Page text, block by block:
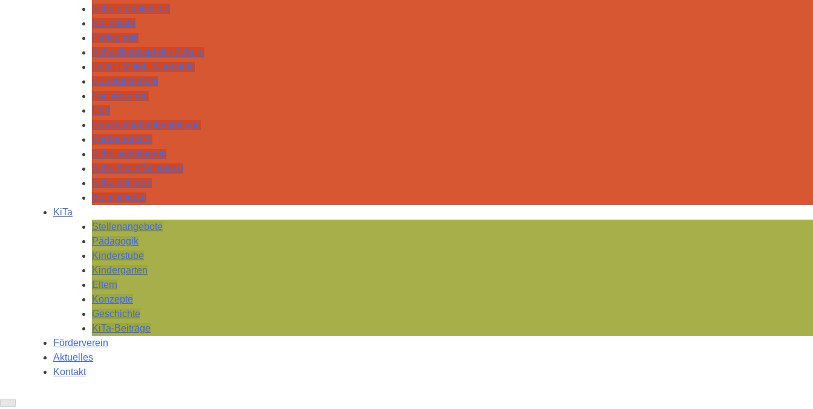
Schulorganisation
Kollegium
Pädagogik
Schutzkonzept der Schule
Unter I Mittel I Oberstufe
Hauptunterricht
Fächerkanon
Hort
Hausaufgabenbegleitung
Förderbereich
Schulsozialarbeit
Schulärztin/Schularzt
Schulbeiträge
Alumniportal
KiTa
Stellenangebote
Pädagogik
Kinderstube
Kindergarten
Eltern
Konzepte
Geschichte
KiTa-Beiträge
Förderverein
Aktuelles
Kontakt